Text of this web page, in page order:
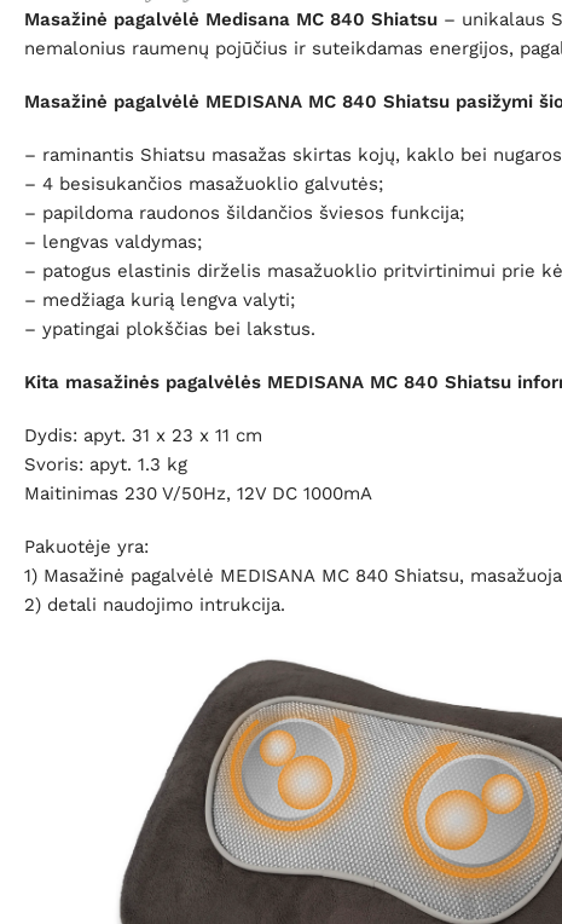
Masažinė pagalvėlė Medisana MC 840 Shiatsu – unikalaus
nemalonius raumenų pojūčius ir suteikdamas energijos,
Masažinė pagalvėlė MEDISANA MC 840 Shiatsu pasižymi
– raminantis Shiatsu masažas skirtas kojų, kaklo bei
– 4 besisukančios masažuoklio galvutės;
– papildoma raudonos šildančios šviesos funkcija;
– lengvas valdymas;
– patogus elastinis dirželis masažuoklio pritvirtinimui prie
– medžiaga kurią lengva valyti;
– ypatingai plokščias bei lakstus.
Kita masažinės pagalvėlės MEDISANA MC 840 Shiatsu
Dydis: apyt. 31 x 23 x 11 cm
Svoris: apyt. 1.3 kg
Maitinimas 230 V/50Hz, 12V DC 1000mA
Pakuotėje yra:
1) Masažinė pagalvėlė MEDISANA MC 840 Shiatsu,
2) detali naudojimo intrukcija.